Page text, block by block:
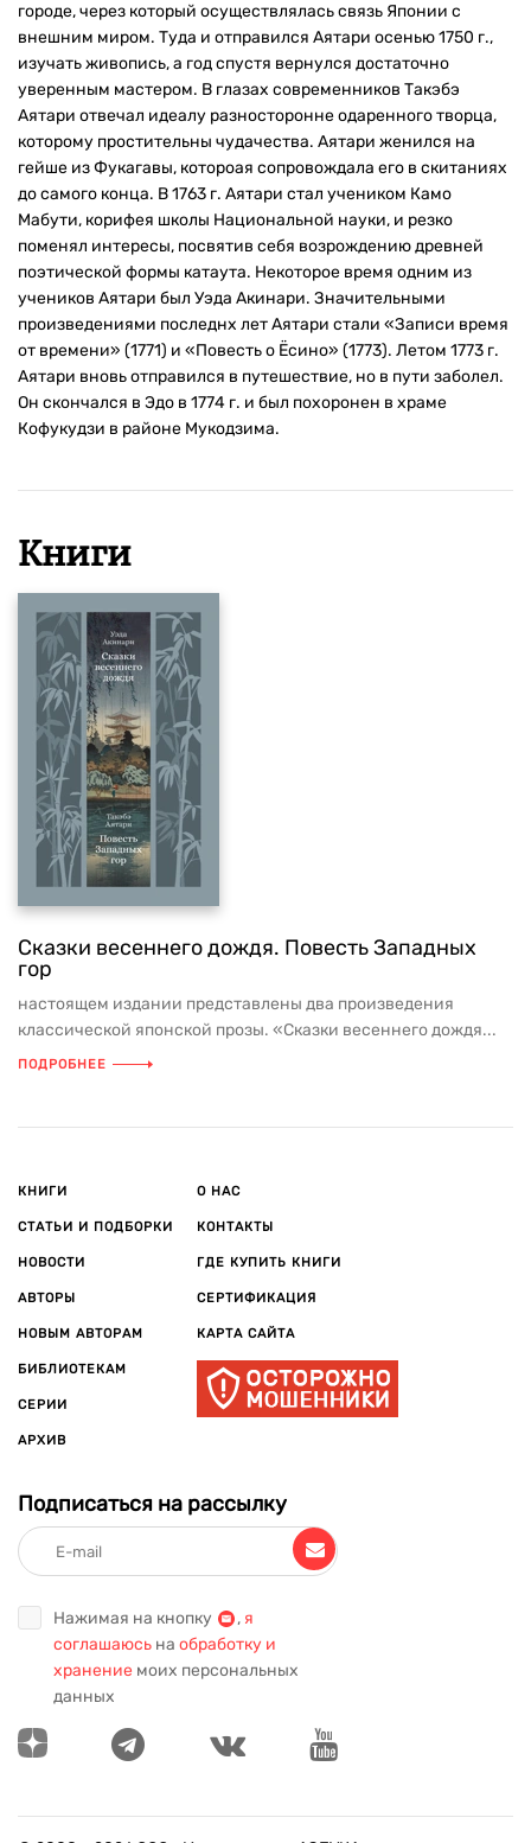
городе, через который осуществлялась связь Японии с
внешним миром. Туда и отправился Аятари осенью 1750 г.,
изучать живопись, а год спустя вернулся достаточно
уверенным мастером. В глазах современников Такэбэ
Аятари отвечал идеалу разносторонне одаренного творца,
которому простительны чудачества. Аятари женился на
гейше из Фукагавы, котороая сопровождала его в скитаниях
до самого конца. В 1763 г. Аятари стал учеником Камо
Мабути, корифея школы Национальной науки, и резко
поменял интересы, посвятив себя возрождению древней
поэтической формы катаута. Некоторое время одним из
учеников Аятари был Уэда Акинари. Значительными
произведениями последнх лет Аятари стали «Записи время
от времени» (1771) и «Повесть о Ёсино» (1773). Летом 1773 г.
Аятари вновь отправился в путешествие, но в пути заболел.
Он скончался в Эдо в 1774 г. и был похоронен в храме
Кофукудзи в районе Мукодзима.
Книги
Сказки весеннего дождя. Повесть Западных
гор
настоящем издании представлены два произведения
классической японской прозы. «Сказки весеннего дождя...
ПОДРОБНЕЕ
КНИГИ
СТАТЬИ И ПОДБОРКИ
НОВОСТИ
АВТОРЫ
НОВЫМ АВТОРАМ
БИБЛИОТЕКАМ
СЕРИИ
АРХИВ
О НАС
КОНТАКТЫ
ГДЕ КУПИТЬ КНИГИ
СЕРТИФИКАЦИЯ
КАРТА САЙТА
Подписаться на рассылку
Нажимая на кнопку , я
соглашаюсь на обработку и
хранение моих персональных
данных